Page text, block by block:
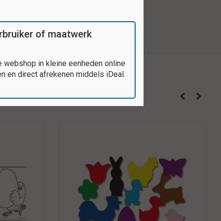
of maatwerk
webshop in kleine eenheden online
en direct afrekenen middels iDeal.